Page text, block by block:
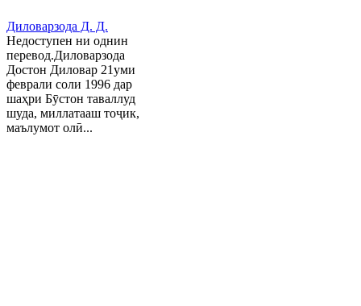
Диловарзода Д. Д.
Недоступен ни однин
перевод.Диловарзода
Достон Диловар 21уми
феврали соли 1996 дар
шаҳри Бӯстон таваллуд
шуда, миллатааш тоҷик,
маълумот олӣ...